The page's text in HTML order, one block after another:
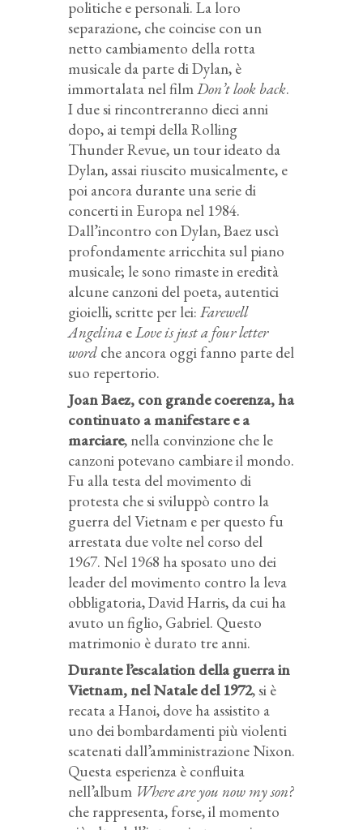
politiche e personali. La loro
separazione, che coincise con un
netto cambiamento della rotta
musicale da parte di Dylan, è
immortalata nel filmDon’t look back.
I due si rincontreranno dieci anni
dopo, ai tempi della Rolling
Thunder Revue, un tour ideato da
Dylan, assai riuscito musicalmente, e
poi ancora durante una serie di
concerti in Europa nel 1984.
Dall’incontro con Dylan, Baez uscì
profondamente arricchita sul piano
musicale; le sono rimaste in eredità
alcune canzoni del poeta, autentici
gioielli, scritte per lei: Farewell
Angelina eLove is just a four letter
word che ancora oggi fanno parte del
suo repertorio.
Joan Baez, con grande coerenza, ha
continuato a manifestare e a
marciare, nella convinzione che le
canzoni potevano cambiare il mondo.
Fu alla testa del movimento di
protesta che si sviluppò contro la
guerra del Vietnam e per questo fu
arrestata due volte nel corso del
1967. Nel 1968 ha sposato uno dei
leader del movimento contro la leva
obbligatoria, David Harris, da cui ha
avuto un figlio, Gabriel. Questo
matrimonio è durato tre anni.
Durante l’escalation della guerra in
Vietnam, nel Natale del 1972, si è
recata a Hanoi, dove ha assistito a
uno dei bombardamenti più violenti
scatenati dall’amministrazione Nixon.
Questa esperienza è confluita
nell’album Where are you now my son?
che rappresenta, forse, il momento